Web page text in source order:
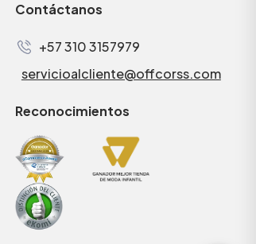
Contáctanos
+57 310 3157979
servicioalcliente@offcorss.com
Reconocimientos